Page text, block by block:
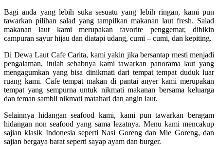
Bagi anda yang lebih suka sesuatu yang lebih ringan, kami pun
tawarkan pilihan salad yang tampilkan makanan laut fresh. Salad
makanan laut kami merupakan favorite penggemar, dibikin
campuran sayur hijau dan diatapi udang, cumi – cumi, dan kepiting.
Di Dewa Laut Cafe Carita, kami yakin jika bersantap mesti menjadi
pengalaman, itulah sebabnya kami tawarkan panorama laut yang
mengagumkan yang bisa dinikmati dari tempat tempat duduk luar
ruang kami. Cafe tempat makan di pantai anyer kami merupakan
tempat yang sempurna untuk nikmati makanan bersama keluarga
dan teman sambil nikmati matahari dan angin laut.
Selainnya hidangan seafood kami, kami pun tawarkan beragam
hidangan non seafood yang sama lezatnya. Menu kami mencakup
sajian klasik Indonesia seperti Nasi Goreng dan Mie Goreng, dan
sajian bergaya barat seperti sayap ayam dan burger.